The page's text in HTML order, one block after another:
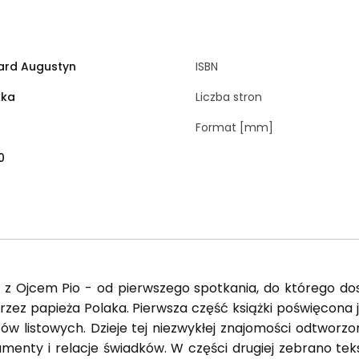
Augustyn
ISBN
Liczba stron
Format [mm]
Ojcem Pio - od pierwszego spotkania, do którego
papieża Polaka. Pierwsza część książki
listowych. Dzieje tej niezwykłej znajomości
i relacje świadków. W części drugiej zebrano